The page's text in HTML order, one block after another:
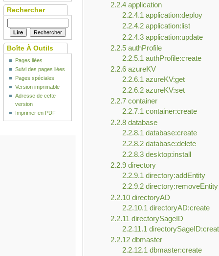
2.2.4 application
2.2.4.1 application:deploy
2.2.4.2 application:list
2.2.4.3 application:update
2.2.5 authProfile
2.2.5.1 authProfile:create
2.2.6 azureKV
2.2.6.1 azureKV:get
2.2.6.2 azureKV:set
2.2.7 container
2.2.7.1 container:create
2.2.8 database
2.2.8.1 database:create
2.2.8.2 database:delete
2.2.8.3 desktop:install
2.2.9 directory
2.2.9.1 directory:addEntity
2.2.9.2 directory:removeEntity
2.2.10 directoryAD
2.2.10.1 directoryAD:create
2.2.11 directorySageID
2.2.11.1
2.2.12 dbmaster
2.2.12.1 dbmaster:create
Rechercher
Boîte À Outils
Pages liées
Suivi des pages liées
Pages spéciales
Version imprimable
Adresse de cette
version
Imprimer en PDF